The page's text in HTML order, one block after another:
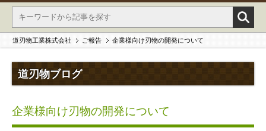
道刃物工業株式会社 ご報告 企業様向け刃物の開発について
道刃物ブログ
企業様向け刃物の開発について